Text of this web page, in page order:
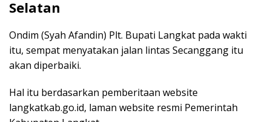
Selatan
Ondim (Syah Afandin) Plt. Bupati Langkat pada wakti
itu, sempat menyatakan jalan lintas Secanggang itu
akan diperbaiki.
Hal itu berdasarkan pemberitaan website
langkatkab.go.id, laman website resmi Pemerintah